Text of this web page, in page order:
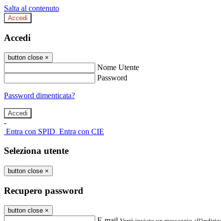
Salta al contenuto
Accedi
Accedi
button close ×
Nome Utente
Password
Password dimenticata?
-
Entra con SPID Entra con CIE
Seleziona utente
button close ×
Recupero password
button close ×